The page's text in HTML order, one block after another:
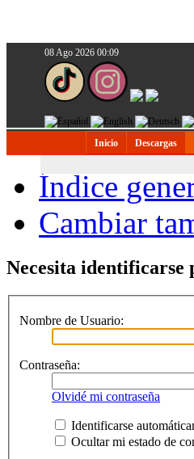
08 Ago 2026 00:09
Inicio Descargas
Índice
Cambiar
Necesita identificarse
Nombre de Usuario:
Contraseña:
Olvidé mi contraseña
Identificarse
Ocultar mi estado de